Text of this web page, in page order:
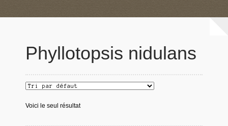
Phyllotopsis nidulans
Voici le seul résultat